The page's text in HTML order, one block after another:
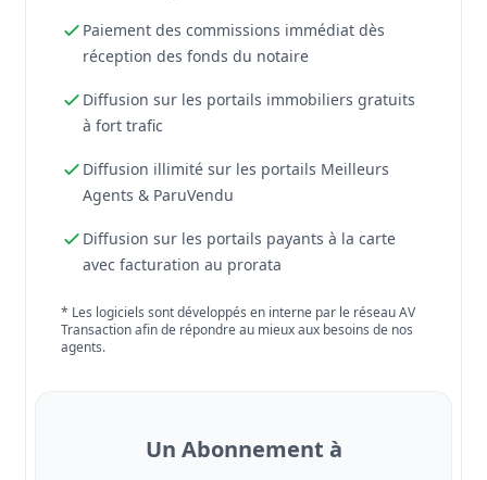
Paiement des commissions immédiat dès
réception des fonds du notaire
Diffusion sur les portails immobiliers gratuits
à fort trafic
Diffusion illimité sur les portails Meilleurs
Agents & ParuVendu
Diffusion sur les portails payants à la carte
avec facturation au prorata
* Les logiciels sont développés en interne par le réseau AV
Transaction afin de répondre au mieux aux besoins de nos
agents.
Un Abonnement à